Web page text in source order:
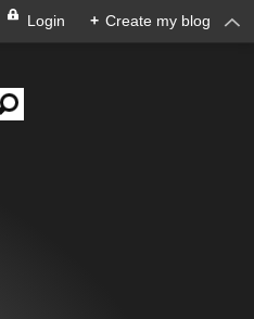
Login + Create my blog